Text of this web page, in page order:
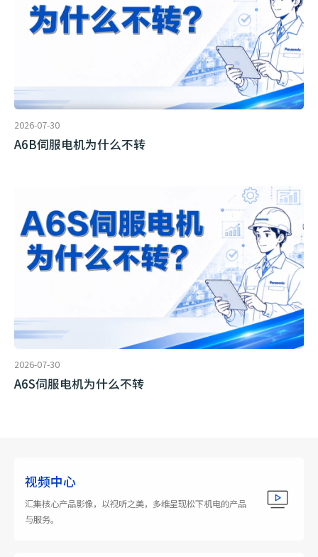
2026-07-30
A6B伺服电机为什么不转
2026-07-30
A6S伺服电机为什么不转
视频中心
汇集核心产品影像，以视听之美，多维呈现松下机电的产品
与服务。